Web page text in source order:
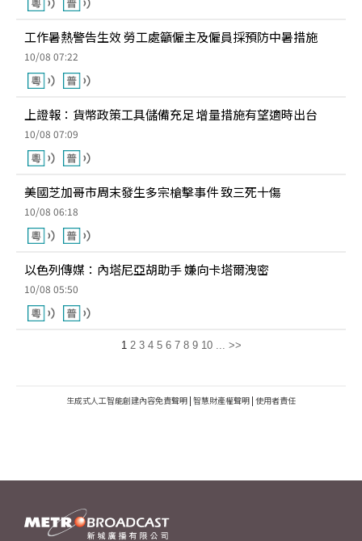
工作暑熱警告生效 勞工處籲僱主及僱員採預防中暑措施
10/08 07:22
上證報：貨幣政策工具儲備充足 增量措施有望適時出台
10/08 07:09
美國芝加哥市周末發生多宗槍擊事件 致三死十傷
10/08 06:18
以色列傳媒：內塔尼亞胡助手 嫌向卡塔爾洩密
10/08 05:50
1 2 3 4 5 6 7 8 9 10 ... >>
生成式人工智能創建內容免責聲明 | 智慧財產權聲明 | 使用者責任